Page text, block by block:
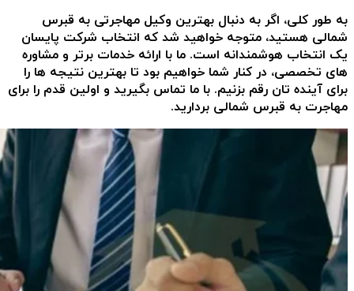
به طور کلی، اگر به دنبال بهترین وکیل مهاجرتی به قبرس
شمالی هستید، متوجه خواهید شد که انتخاب شرکت پایسان
یک انتخاب هوشمندانه است. ما با ارائه خدمات برتر و مشاوره
های تخصصی، در کنار شما خواهیم بود تا بهترین نتیجه ها را
برای آینده تان رقم بزنیم. با ما تماس بگیرید و اولین قدم را برای
مهاجرت به قبرس شمالی بردارید.